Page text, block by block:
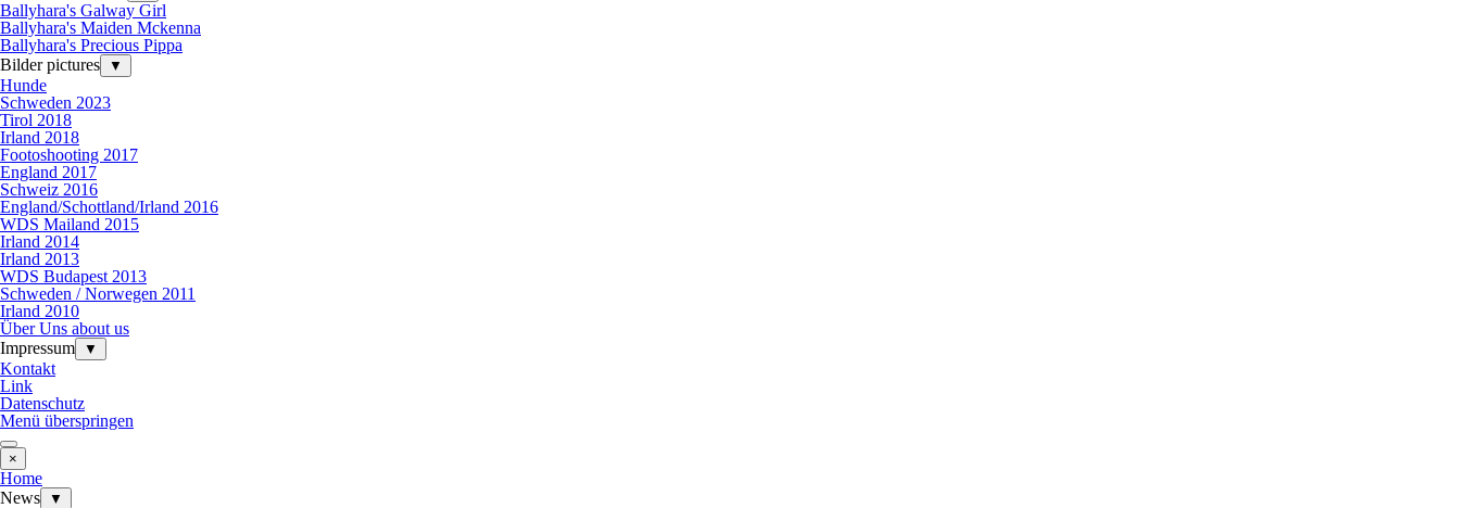
Ballyhara's Galway Girl
Ballyhara's Maiden Mckenna
Ballyhara's Precious Pippa
Bilder pictures
▼
Hunde
Schweden 2023
Tirol 2018
Irland 2018
Footoshooting 2017
England 2017
Schweiz 2016
England/Schottland/Irland 2016
WDS Mailand 2015
Irland 2014
Irland 2013
WDS Budapest 2013
Schweden / Norwegen 2011
Irland 2010
Über Uns about us
Impressum
▼
Kontakt
Link
Datenschutz
Menü überspringen
×
Home
News
▼